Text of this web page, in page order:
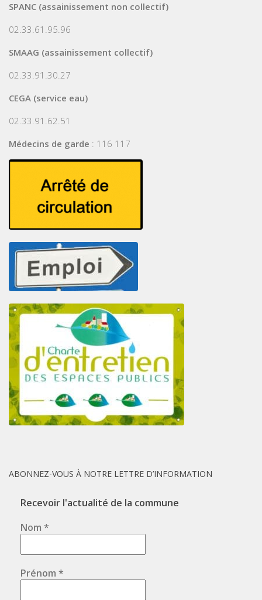
SPANC (assainissement non collectif)
02.33.61.95.96
SMAAG (assainissement collectif)
02.33.91.30.27
CEGA (service eau)
02.33.91.62.51
Médecins de garde : 116 117
ABONNEZ-VOUS À NOTRE LETTRE D’INFORMATION
Recevoir l'actualité de la commune
Nom *
Prénom *